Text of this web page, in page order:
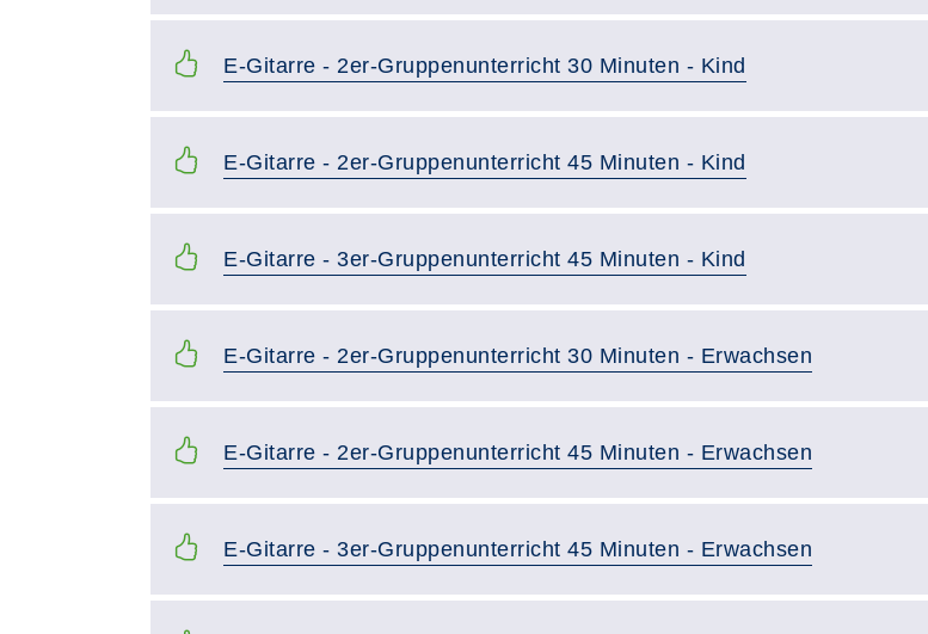
E-Gitarre - 2er-Gruppenunterricht 30 Minuten - Kind
E-Gitarre - 2er-Gruppenunterricht 45 Minuten - Kind
E-Gitarre - 3er-Gruppenunterricht 45 Minuten - Kind
E-Gitarre - 2er-Gruppenunterricht 30 Minuten - Erwachsen
E-Gitarre - 2er-Gruppenunterricht 45 Minuten - Erwachsen
E-Gitarre - 3er-Gruppenunterricht 45 Minuten - Erwachsen